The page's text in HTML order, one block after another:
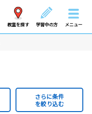
教室を探す 学習中の方 メニュー
さらに条件
を絞り込む